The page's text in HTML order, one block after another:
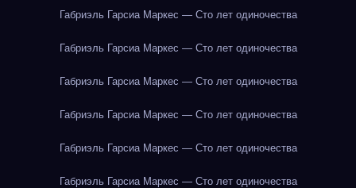
Габриэль Гарсиа Маркес — Сто лет одиночества
Габриэль Гарсиа Маркес — Сто лет одиночества
Габриэль Гарсиа Маркес — Сто лет одиночества
Габриэль Гарсиа Маркес — Сто лет одиночества
Габриэль Гарсиа Маркес — Сто лет одиночества
Габриэль Гарсиа Маркес — Сто лет одиночества